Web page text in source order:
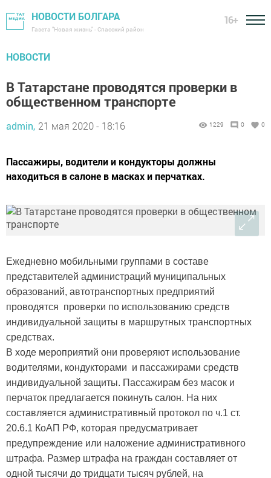
НОВОСТИ БОЛГАРА
Газета "Новая жизнь" - Спасский район
16+
НОВОСТИ
В Татарстане проводятся проверки в
общественном транспорте
admin, 21 мая 2020 - 18:16 1229 0 0
Пассажиры, водители и кондукторы должны
находиться в салоне в масках и перчатках.
Ежедневно мобильными группами в составе
представителей администраций муниципальных
образований, автотранспортных предприятий
проводятся проверки по использованию средств
индивидуальной защиты в маршрутных транспортных
средствах.
В ходе мероприятий они проверяют использование
водителями, кондукторами и пассажирами средств
индивидуальной защиты. Пассажирам без масок и
перчаток предлагается покинуть салон. На них
составляется административный протокол по ч.1 ст.
20.6.1 КоАП РФ, которая предусматривает
предупреждение или наложение административного
штрафа. Размер штрафа на граждан составляет от
одной тысячи до тридцати тысяч рублей, на